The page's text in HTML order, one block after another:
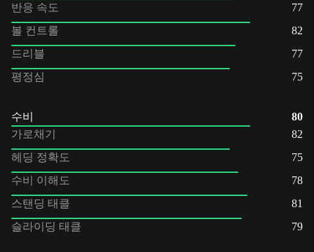
반응 속도
77
볼 컨트롤
82
드리블
77
평정심
75
수비
80
가로채기
82
헤딩 정확도
75
수비 이해도
78
스탠딩 태클
81
슬라이딩 태클
79